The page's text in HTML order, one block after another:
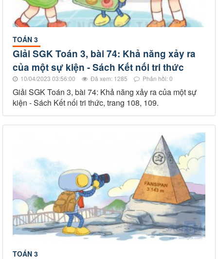
TOÁN 3
Giải SGK Toán 3, bài 74: Khả năng xảy ra
của một sự kiện - Sách Kết nối tri thức
10/04/2023 03:56:00 Đã xem: 1285 Phản hồi: 0
Giải SGK Toán 3, bài 74: Khả năng xảy ra của một sự
kiện - Sách Kết nối tri thức, trang 108, 109.
TOÁN 3